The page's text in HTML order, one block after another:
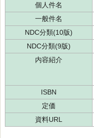
個人件名
一般件名
NDC分類(10版)
NDC分類(9版)
内容紹介
ISBN
定価
資料URL